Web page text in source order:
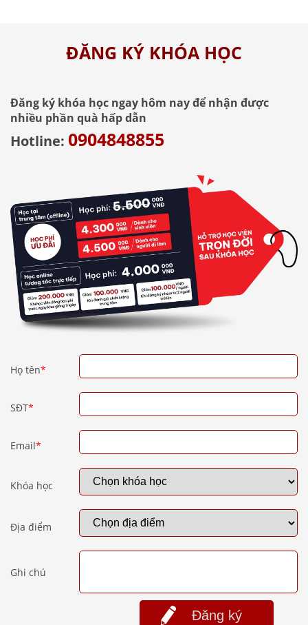
ĐĂNG KÝ KHÓA HỌC
Đăng ký khóa học ngay hôm nay để nhận được
nhiều phần quà hấp dẫn
Hotline: 0904848855
Họ tên*
SĐT*
Email*
Khóa học
Địa điểm
Ghi chú
Đăng ký